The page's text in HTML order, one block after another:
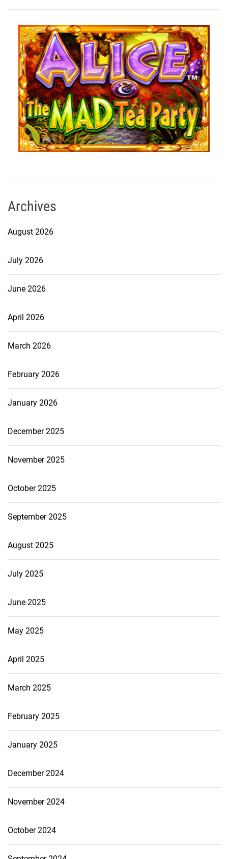
Archives
August 2026
July 2026
June 2026
April 2026
March 2026
February 2026
January 2026
December 2025
November 2025
October 2025
September 2025
August 2025
July 2025
June 2025
May 2025
April 2025
March 2025
February 2025
January 2025
December 2024
November 2024
October 2024